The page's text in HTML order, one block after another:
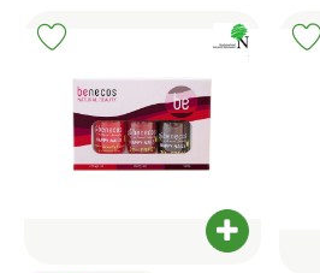
Produkt
, Verband:
Produkt zu Favouriten hinzufügen